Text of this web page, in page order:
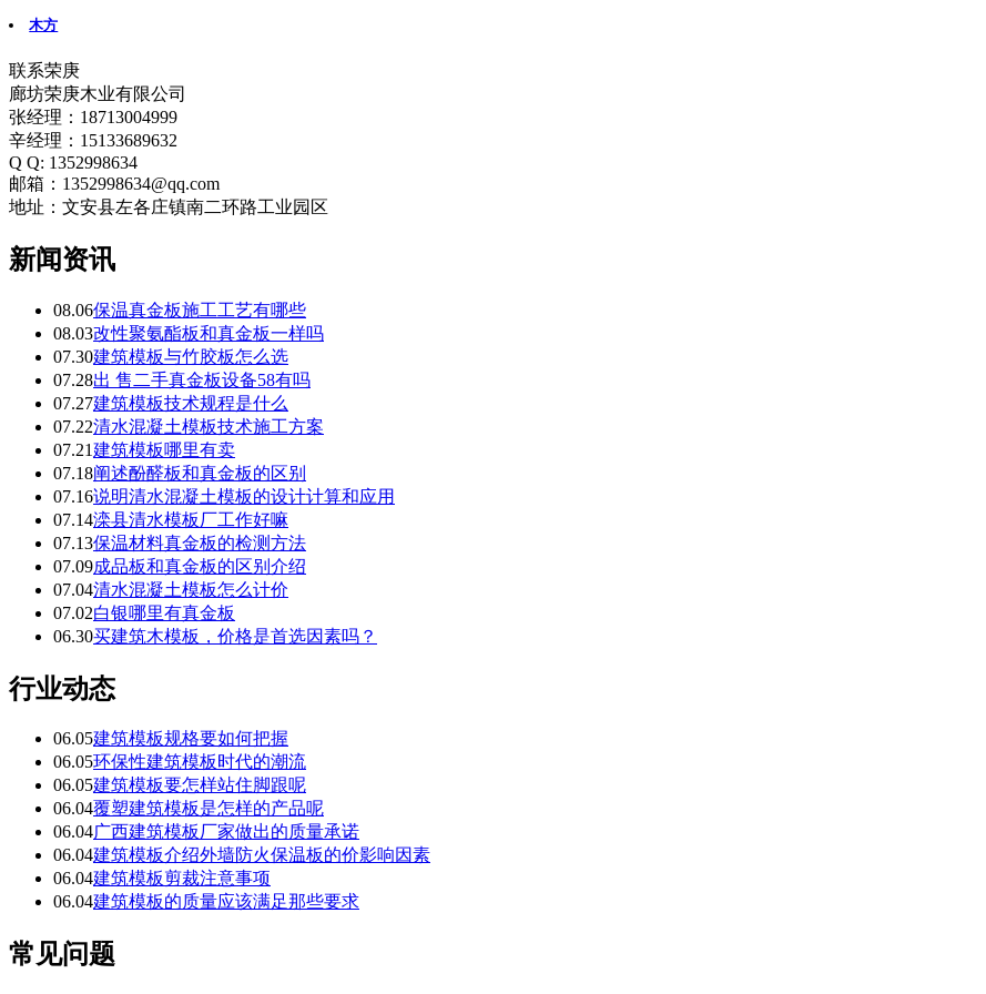
木方
联系荣庚
廊坊荣庚木业有限公司
张经理：18713004999
辛经理：15133689632
Q Q: 1352998634
邮箱：1352998634@qq.com
地址：文安县左各庄镇南二环路工业园区
新闻资讯
08.06保温真金板施工工艺有哪些
08.03改性聚氨酯板和真金板一样吗
07.30建筑模板与竹胶板怎么选
07.28出 售二手真金板设备58有吗
07.27建筑模板技术规程是什么
07.22清水混凝土模板技术施工方案
07.21建筑模板哪里有卖
07.18阐述酚醛板和真金板的区别
07.16说明清水混凝土模板的设计计算和应用
07.14滦县清水模板厂工作好嘛
07.13保温材料真金板的检测方法
07.09成品板和真金板的区别介绍
07.04清水混凝土模板怎么计价
07.02白银哪里有真金板
06.30买建筑木模板，价格是首选因素吗？
行业动态
06.05建筑模板规格要如何把握
06.05环保性建筑模板时代的潮流
06.05建筑模板要怎样站住脚跟呢
06.04覆塑建筑模板是怎样的产品呢
06.04广西建筑模板厂家做出的质量承诺
06.04建筑模板介绍外墙防火保温板的价影响因素
06.04建筑模板剪裁注意事项
06.04建筑模板的质量应该满足那些要求
常见问题